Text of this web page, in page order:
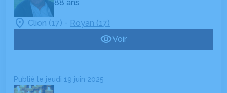
88 ans
Clion (17) - Royan (17)
Voir
Publié le jeudi 19 juin 2025